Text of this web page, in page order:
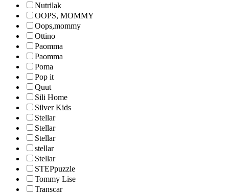
Nutrilak
OOPS, MOMMY
Oops,mommy
Ottino
Paomma
Paomma
Poma
Pop it
Quut
Sili Home
Silver Kids
Stellar
Stellar
Stellar
stellar
Stellar
STEPpuzzle
Tommy Lise
Transcar